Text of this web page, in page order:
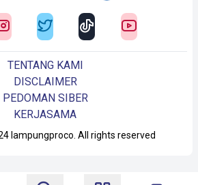
lampungproco. All rights reserved
TENTANG KAMI
DISCLAIMER
PEDOMAN SIBER
KERJASAMA